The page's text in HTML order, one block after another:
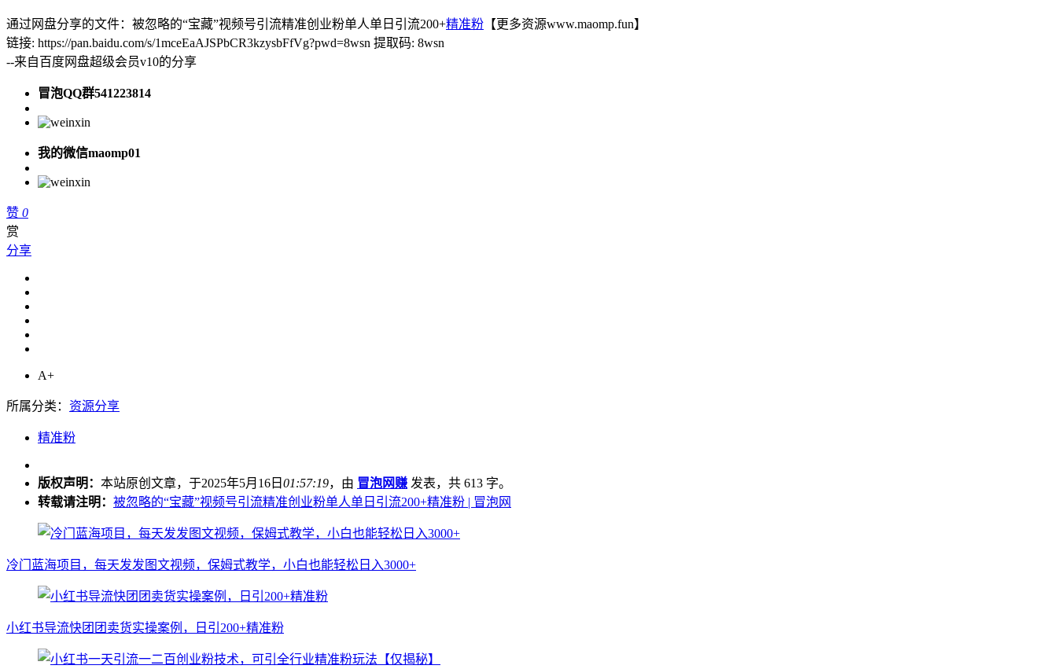
通过网盘分享的文件：被忽略的“宝藏”视频号引流精准创业粉单人单日引流200+精准粉 【更多资源www.maomp.fun】
链接: https://pan.baidu.com/s/1mceEaAJSPbCR3kzysbFfVg?pwd=8wsn 提取码: 8wsn
--来自百度网盘超级会员v10的分享
冒泡QQ群541223814
我的微信maomp01
赞 0
赏
分享
A+
所属分类： 资源分享
精准粉
版权声明： 本站原创文章，于2025年5月16日 01:57:19，由 冒泡网赚 发表，共 613 字。
转载请注明： 被忽略的“宝藏”视频号引流精准创业粉单人单日引流200+精准粉 | 冒泡网
冷门蓝海项目，每天发发图文视频，保姆式教学，小白也能轻松日入3000+
小红书导流快团团卖货实操案例，日引200+精准粉